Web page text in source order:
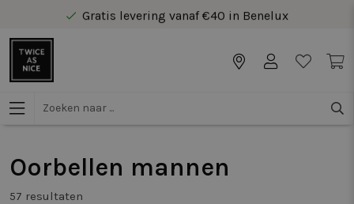
Gratis levering vanaf €40 in Benelux
Gratis levering vanaf €40 in Benelux
Oorbellen mannen
57 resultaten